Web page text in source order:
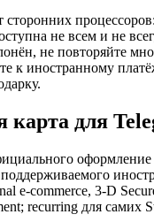
сторонних
не всем и не
не повторяйте
к иностранному
карта для
e-commerce, 3-D
recurring для самих